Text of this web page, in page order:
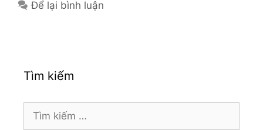
Để lại bình luận
Tìm kiếm
Tìm
kiếm